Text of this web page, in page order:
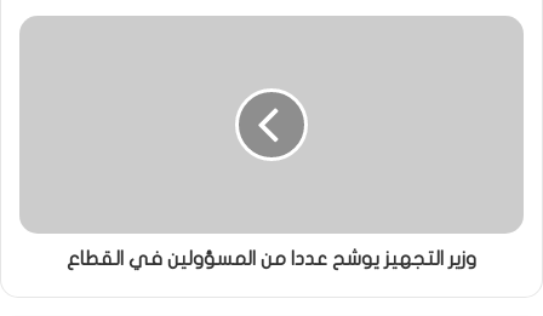
وزير التجهيز يوشح عددا من المسؤولين في القطاع